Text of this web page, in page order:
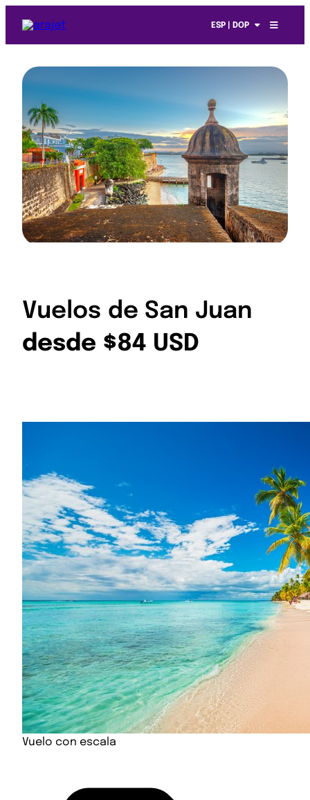
ESP | DOP
Vuelos de San Juan
desde $84 USD
Vuelo con escala